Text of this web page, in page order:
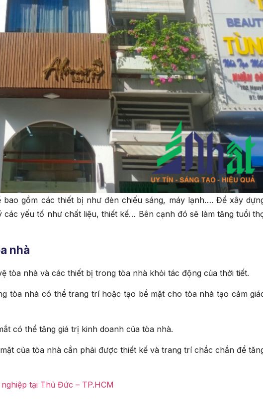
gồm các thiết bị như đèn chiếu sáng, máy lạnh…. Để xây
yếu tố như chất liệu, thiết kế… Bên cạnh đó sẽ làm tăng tuổi
nhà
tòa nhà và các thiết bị trong tòa nhà khỏi tác động của thời tiết.
tòa nhà có thể trang trí hoặc tạo bề mặt cho tòa nhà tạo cảm
có thể tăng giá trị kinh doanh của tòa nhà.
của tòa nhà cần phải được thiết kế và trang trí chắc chắn để
tại Thủ Đức – TP.HCM